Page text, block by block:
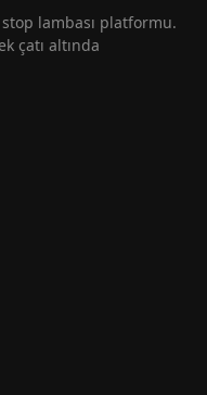
lambası platformu.
çatı altında